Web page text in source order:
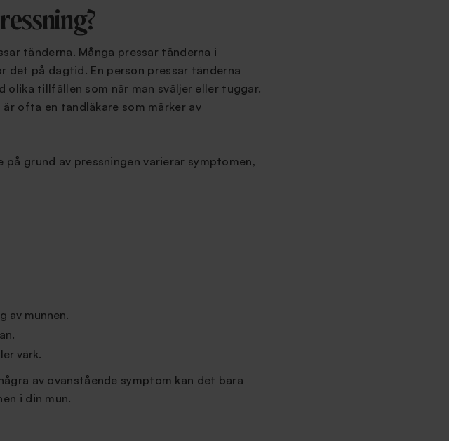
tänderna. Många pressar tänderna i
det på dagtid. En person pressar tänderna
tillfällen som när man sväljer eller tuggar.
ofta en tandläkare som märker av
grund av pressningen varierar symptomen,
av munnen.
värk.
av ovanstående symptom kan det bara
i din mun.